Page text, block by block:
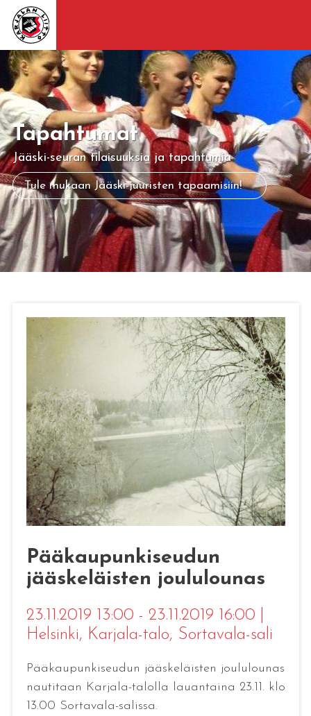
Tapahtumat
Jääski-seuran tilaisuuksia ja tapahtumia
Tule mukaan Jääski-juuristen tapaamisiin!
Pääkaupunkiseudun
jääskeläisten joululounas
23.11.2019 13:00 - 23.11.2019 16:00
Helsinki, Karjala-talo, Sortavala-sali
Pääkaupunkiseudun jääskeläisten joululounas
nautitaan Karjala-talolla lauantaina 23.11. klo
13.00 Sortavala-salissa.